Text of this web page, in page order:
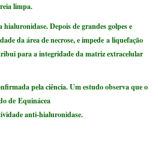
limpa.
Depois de grandes golpes e
da área de necrose, e impede a liquefação
para a integridade da matriz extracelular
pela ciência. Um estudo observa que o
de Equinácea
anti-hialuronidase.